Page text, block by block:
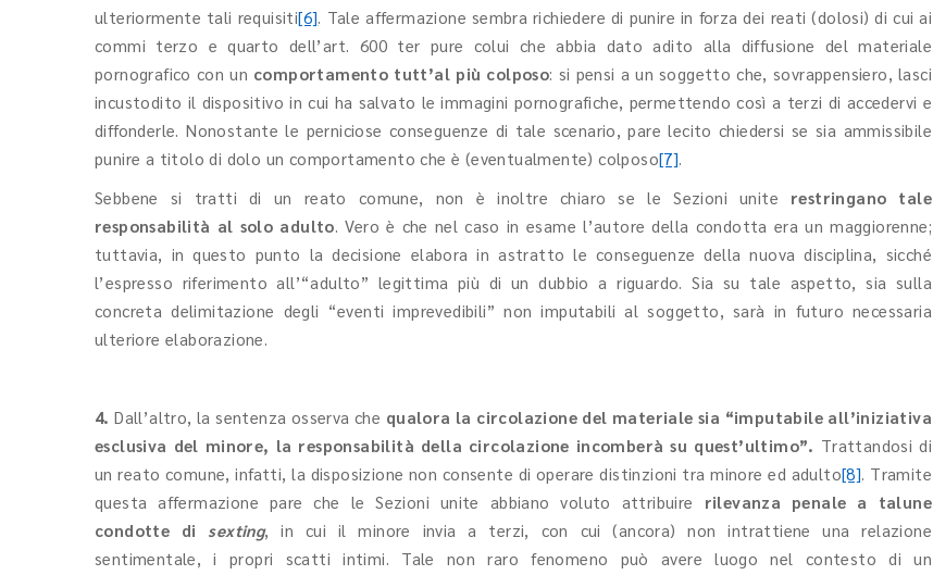
ulteriormente tali requisiti[6]. Tale affermazione sembra richiedere di punire in forza dei reati (dolosi) di cui ai
commi terzo e quarto dell’art. 600 ter pure colui che abbia dato adito alla diffusione del materiale
pornografico con un comportamento tutt’al più colposo: si pensi a un soggetto che, sovrappensiero, lasci
incustodito il dispositivo in cui ha salvato le immagini pornografiche, permettendo così a terzi di accedervi e
diffonderle. Nonostante le perniciose conseguenze di tale scenario, pare lecito chiedersi se sia ammissibile
punire a titolo di dolo un comportamento che è (eventualmente) colposo[7].
Sebbene si tratti di un reato comune, non è inoltre chiaro se le Sezioni unite restringano tale
responsabilità al solo adulto. Vero è che nel caso in esame l’autore della condotta era un maggiorenne;
tuttavia, in questo punto la decisione elabora in astratto le conseguenze della nuova disciplina, sicché
l’espresso riferimento all’“adulto” legittima più di un dubbio a riguardo. Sia su tale aspetto, sia sulla
concreta delimitazione degli “eventi imprevedibili” non imputabili al soggetto, sarà in futuro necessaria
ulteriore elaborazione.
4. Dall’altro, la sentenza osserva che qualora la circolazione del materiale sia “imputabile all’iniziativa
esclusiva del minore, la responsabilità della circolazione incomberà su quest’ultimo”. Trattandosi di
un reato comune, infatti, la disposizione non consente di operare distinzioni tra minore ed adulto[8]. Tramite
questa affermazione pare che le Sezioni unite abbiano voluto attribuire rilevanza penale a talune
condotte di sexting, in cui il minore invia a terzi, con cui (ancora) non intrattiene una relazione
sentimentale, i propri scatti intimi. Tale non raro fenomeno può avere luogo nel contesto di un